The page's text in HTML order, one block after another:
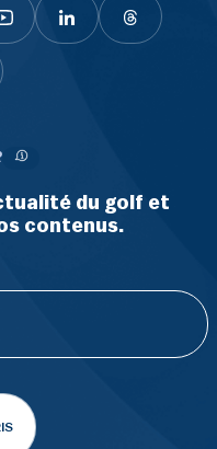
du golf et
contenus.